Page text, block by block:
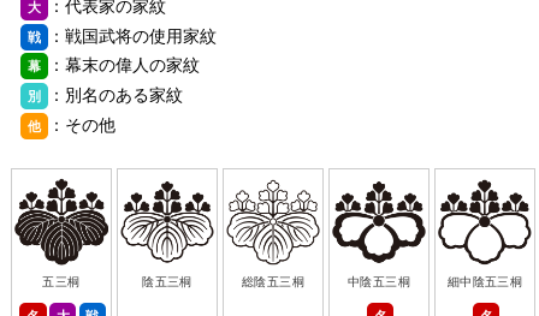
大 ：代表家の家紋
戦 ：戦国武将の使用家紋
幕 ：幕末の偉人の家紋
別 ：別名のある家紋
他 ：その他
五三桐 陰五三桐 総陰五三桐 中陰五三桐 細中陰五三桐